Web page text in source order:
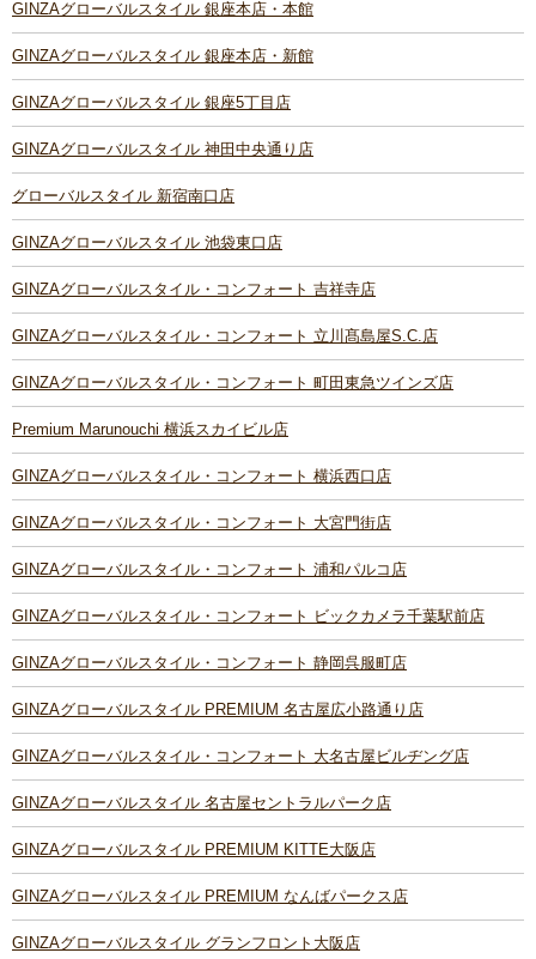
GINZAグローバルスタイル 銀座本店・本館
GINZAグローバルスタイル 銀座本店・新館
GINZAグローバルスタイル 銀座5丁目店
GINZAグローバルスタイル 神田中央通り店
グローバルスタイル 新宿南口店
GINZAグローバルスタイル 池袋東口店
GINZAグローバルスタイル・コンフォート 吉祥寺店
GINZAグローバルスタイル・コンフォート 立川髙島屋S.C.店
GINZAグローバルスタイル・コンフォート 町田東急ツインズ店
Premium Marunouchi 横浜スカイビル店
GINZAグローバルスタイル・コンフォート 横浜西口店
GINZAグローバルスタイル・コンフォート 大宮門街店
GINZAグローバルスタイル・コンフォート 浦和パルコ店
GINZAグローバルスタイル・コンフォート ビックカメラ千葉駅前店
GINZAグローバルスタイル・コンフォート 静岡呉服町店
GINZAグローバルスタイル PREMIUM 名古屋広小路通り店
GINZAグローバルスタイル・コンフォート 大名古屋ビルヂング店
GINZAグローバルスタイル 名古屋セントラルパーク店
GINZAグローバルスタイル PREMIUM KITTE大阪店
GINZAグローバルスタイル PREMIUM なんばパークス店
GINZAグローバルスタイル グランフロント大阪店